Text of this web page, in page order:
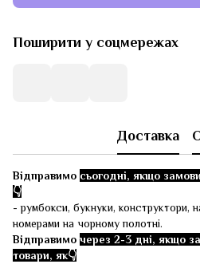
Поширити у соцмережах
Доставка
Відправимо сьогодні, якщо
👇
- румбокси, букнуки, конструктори,
номерами на чорному полотні.
Відправимо через 2-3 дні, якщо
товари, як👇